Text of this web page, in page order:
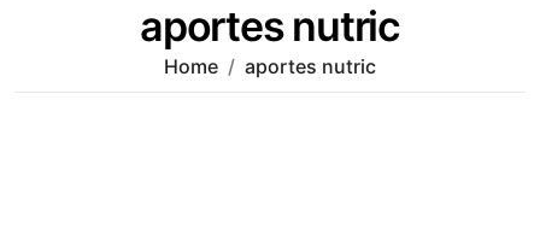
aportes nutric
Home aportes nutric